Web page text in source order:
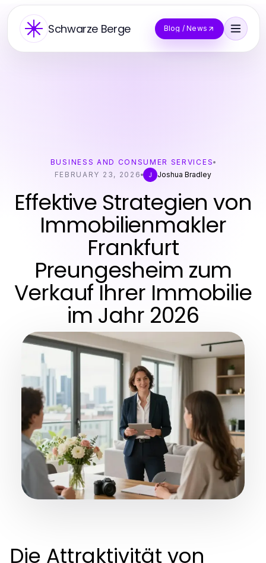
Schwarze Berge Blog / News
BUSINESS AND CONSUMER SERVICES
FEBRUARY 23, 2026
J Joshua Bradley
Effektive Strategien von
Immobilienmakler
Frankfurt
Preungesheim zum
Verkauf Ihrer Immobilie
im Jahr 2026
Die Attraktivität von